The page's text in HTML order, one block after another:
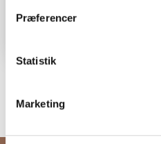
Præferencer
Statistik
Marketing